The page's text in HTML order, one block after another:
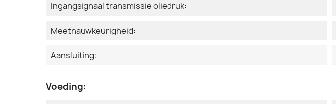
Ingangsignaal transmissie oliedruk:
Meetnauwkeurigheid:
Aansluiting:
Voeding: